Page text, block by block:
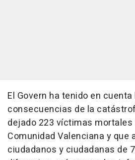
El Govern ha tenido en
consecuencias de la
dejado 223 víctimas
Comunidad Valenciana y que
ciudadanos y ciudadanas de